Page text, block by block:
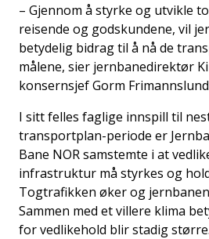
– Gjennom å styrke og utvikle
reisende og godskundene, vil
betydelig bidrag til å nå de
målene, sier jernbanedirektør
konsernsjef Gorm
I sitt felles faglige innspill til
transportplan-periode er
Bane NOR samstemte i at
infrastruktur må styrkes og
Togtrafikken øker og
Sammen med et villere klima
for vedlikehold blir stadig større.